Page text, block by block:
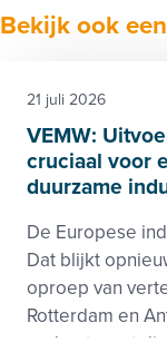
Bekijk ook
VEMW:
cruciaal voor
duurzame
De Europese
Dat blijkt
oproep van
Rotterdam en
onderstreept di...
21 juli 2026